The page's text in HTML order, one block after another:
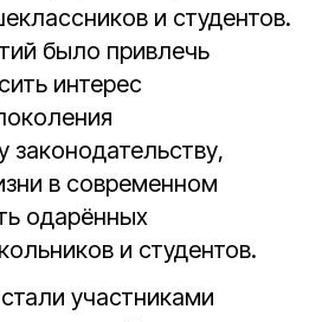
и студентов.
было привлечь
интерес
законодательству,
в современном
одарённых
и студентов.
участниками